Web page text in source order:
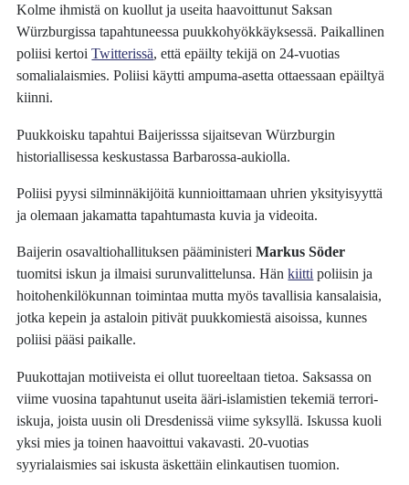
Kolme ihmistä on kuollut ja useita haavoittunut Saksan
Würzburgissa tapahtuneessa puukkohyökkäyksessä. Paikallinen
poliisi kertoiTwitterissä, että epäilty tekijä on 24-vuotias
somalialaismies. Poliisi käytti ampuma-asetta ottaessaan epäiltyä
kiinni.
Puukkoisku tapahtui Baijerisssa sijaitsevan Würzburgin
historiallisessa keskustassa Barbarossa-aukiolla.
Poliisi pyysi silminnäkijöitä kunnioittamaan uhrien yksityisyyttä
ja olemaan jakamatta tapahtumasta kuvia ja videoita.
Baijerin osavaltiohallituksen pääministeriMarkus Söder
tuomitsi iskun ja ilmaisi surunvalittelunsa. Hänkiitti poliisin ja
hoitohenkilökunnan toimintaa mutta myös tavallisia kansalaisia,
jotka kepein ja astaloin pitivät puukkomiestä aisoissa, kunnes
poliisi pääsi paikalle.
Puukottajan motiiveista ei ollut tuoreeltaan tietoa. Saksassa on
viime vuosina tapahtunut useita ääri-islamistien tekemiä terrori-
iskuja, joista uusin oli Dresdenissä viime syksyllä. Iskussa kuoli
yksi mies ja toinen haavoittui vakavasti. 20-vuotias
syyrialaismies sai iskusta äskettäin elinkautisen tuomion.